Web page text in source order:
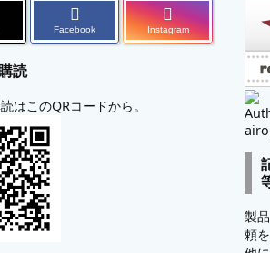
Facebook Instagram
読
はこのQRコードから。
製
頼